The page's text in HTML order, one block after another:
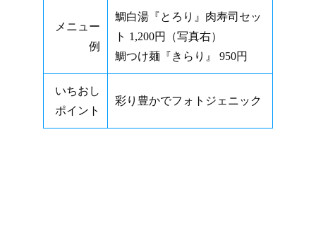
メニュー
例
鯛白湯『とろり』肉寿司セッ
ト 1,200円（写真右）
鯛つけ麺『きらり』 950円
いちおし
ポイント
彩り豊かでフォトジェニック